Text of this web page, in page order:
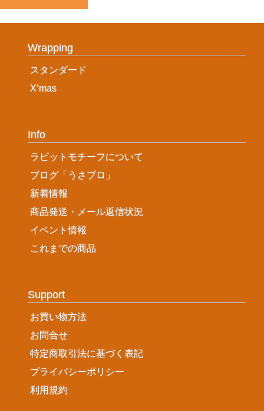
Wrapping
スタンダード
X’mas
Info
ラビットモチーフについて
ブログ「うさブロ」
新着情報
商品発送・メール返信状況
イベント情報
これまでの商品
Support
お買い物方法
お問合せ
特定商取引法に基づく表記
プライバシーポリシー
利用規約